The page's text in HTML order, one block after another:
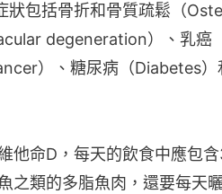
狀包括骨折和骨質疏鬆（
degeneration）、乳癌
）、糖尿病（Diabetes）
他命D，每天的飲食中應包
之類的多脂魚肉，還要每天